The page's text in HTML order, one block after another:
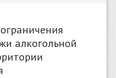
алкогольной